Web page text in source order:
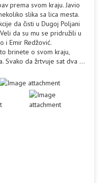
prema svom kraju. Javio
slika sa lica mesta.
da čisti u Dugoj Poljani
da su mu se pridružili u
i Emir Redžović.
brinete o svom kraju,
Svako da žrtvuje sat dva ...